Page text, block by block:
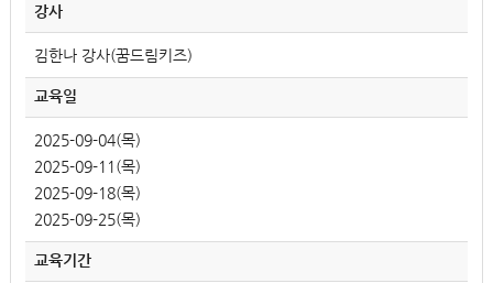
강사
김한나 강사(꿈드림키즈)
교육일
2025-09-04(목)
2025-09-11(목)
2025-09-18(목)
2025-09-25(목)
교육기간